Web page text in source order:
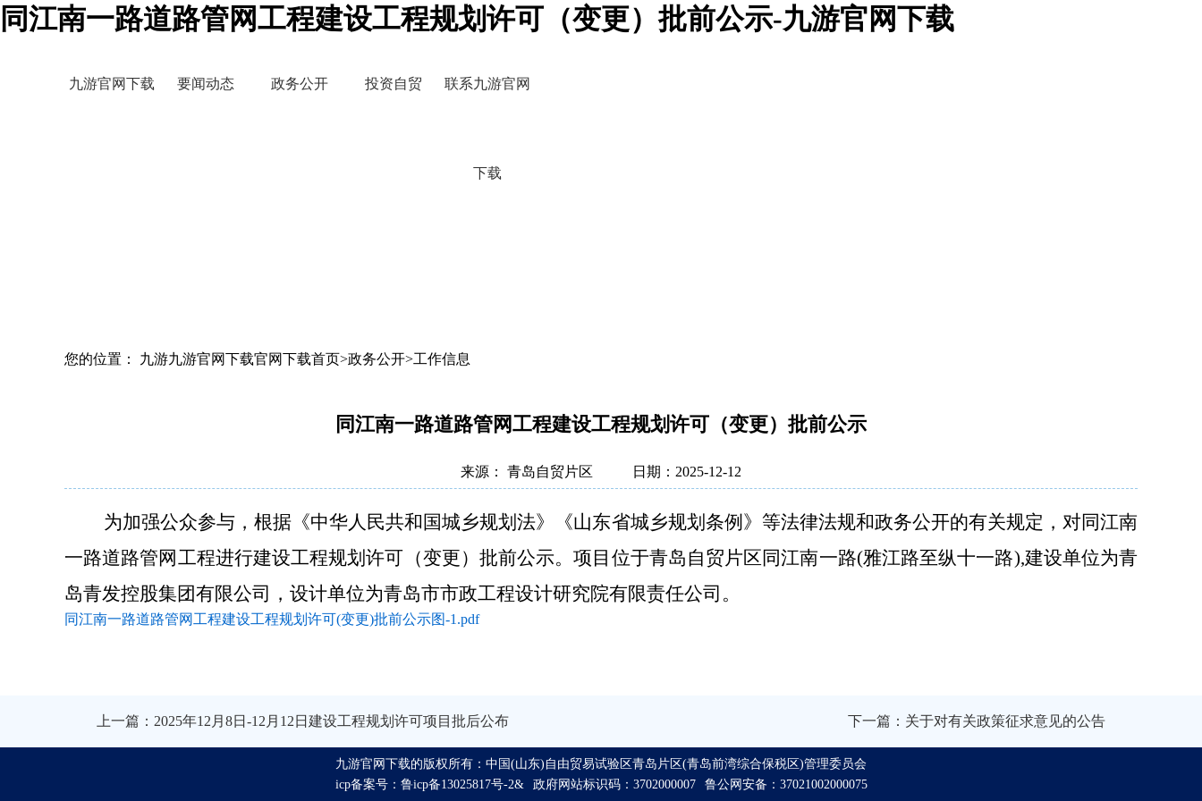
同江南一路道路管网工程建设工程规划许可（变更）批前公示-九游官网下载
九游官网下载 要闻动态 政务公开 投资自贸 联系九游官网
下载
您的位置： 九游九游官网下载官网下载首页>政务公开>工作信息
同江南一路道路管网工程建设工程规划许可（变更）批前公示
来源： 青岛自贸片区 日期：2025-12-12
为加强公众参与，根据《中华人民共和国城乡规划法》《山东省城乡规划条例》等法律法规和政务公开的有关规定，对同江南
一路道路管网工程进行建设工程规划许可 （变更） 批前公示。项目位于青岛自贸片区同江南一路(雅江路至纵十一路),建设单位为青
岛青发控股集团有限公司，设计单位为青岛市市政工程设计研究院有限责任公司。
同江南一路道路管网工程建设工程规划许可(变更)批前公示图-1.pdf
上一篇：2025年12月8日-12月12日建设工程规划许可项目批后公布 下一篇：关于对有关政策征求意见的公告
九游官网下载的版权所有：中国(山东)自由贸易试验区青岛片区(青岛前湾综合保税区)管理委员会
icp备案号：鲁icp备13025817号-2&
政府网站标识码：3702000007 鲁公网安备：37021002000075